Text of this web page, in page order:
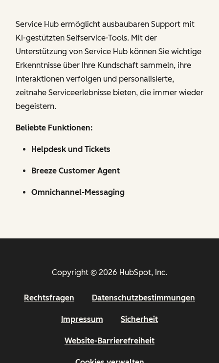
Service Hub ermöglicht ausbaubaren Support mit
KI-gestützten Selfservice-Tools. Mit der
Unterstützung von Service Hub können Sie wichtige
Erkenntnisse über Ihre Kundschaft sammeln, ihre
Interaktionen verfolgen und personalisierte,
zeitnahe Serviceerlebnisse bieten, die immer wieder
begeistern.
Beliebte Funktionen:
Helpdesk und Tickets
Breeze Customer Agent
Omnichannel-Messaging
Copyright © 2026 HubSpot, Inc.
Rechtsfragen Datenschutzbestimmungen
Impressum Sicherheit
Website-Barrierefreiheit